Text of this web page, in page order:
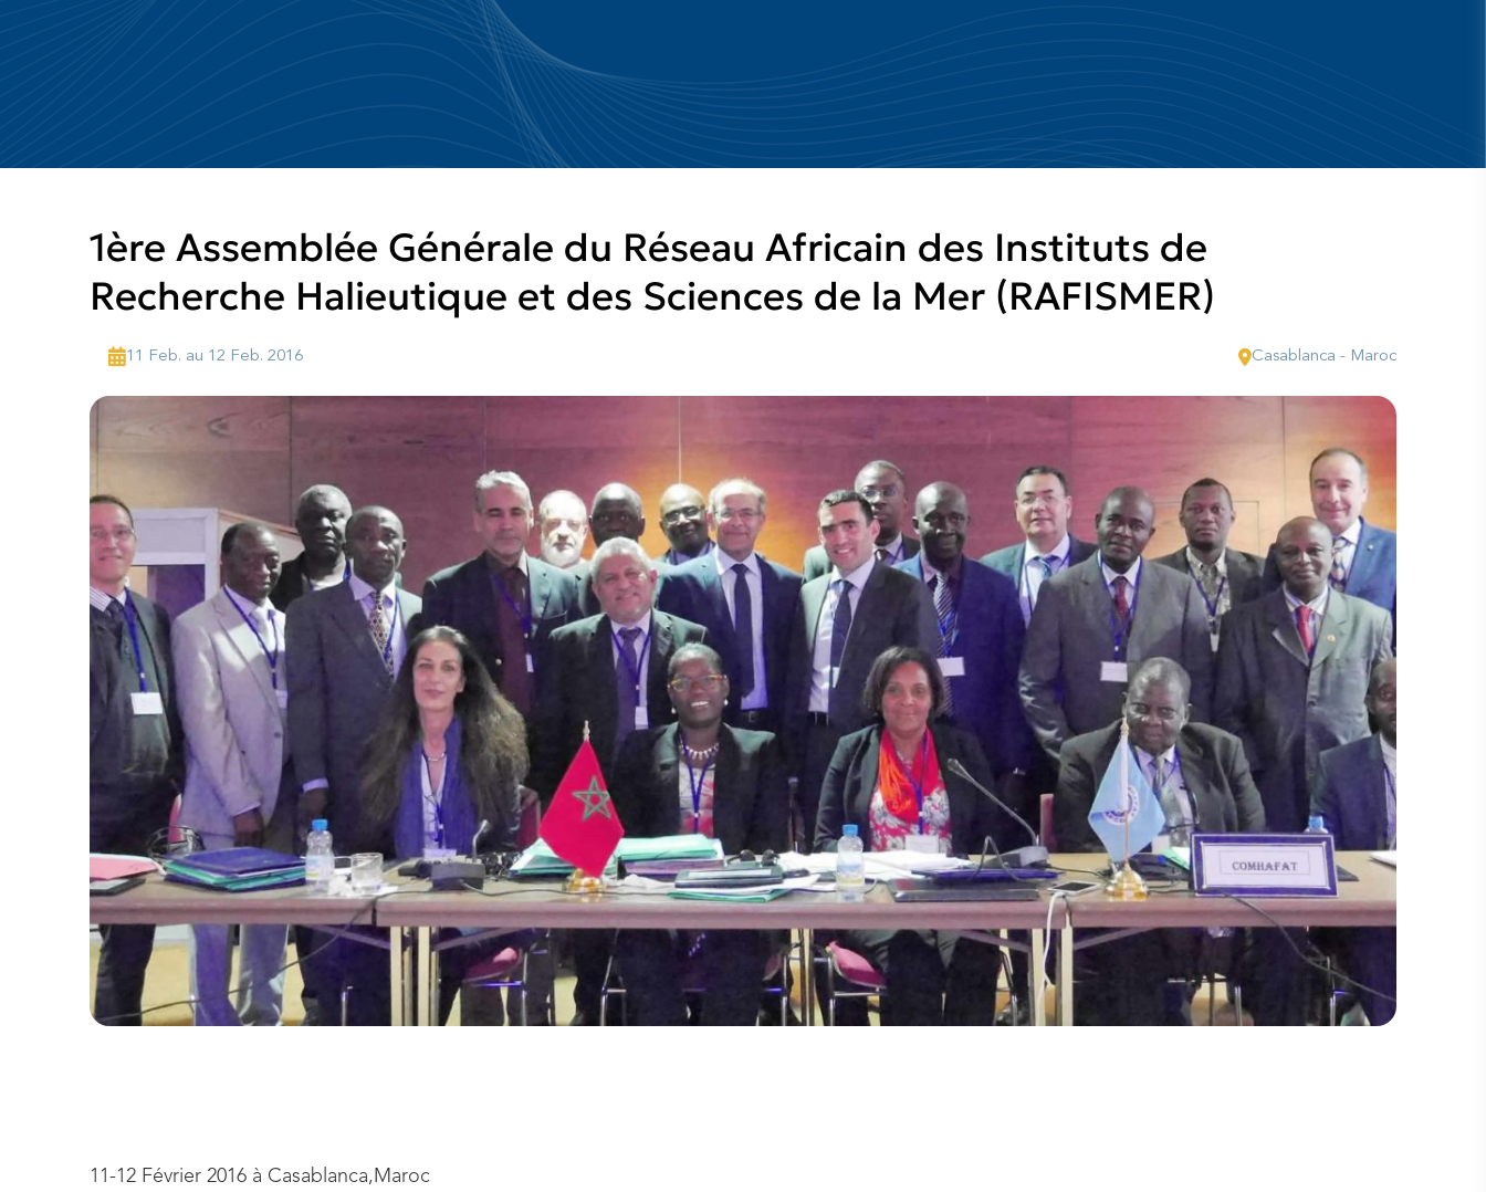
1ère Assemblée Générale du Réseau Africain des Instituts de
Recherche Halieutique et des Sciences de la Mer (RAFISMER)
11 Feb. au 12 Feb. 2016 Casablanca - Maroc
11-12 Février 2016 à Casablanca,Maroc